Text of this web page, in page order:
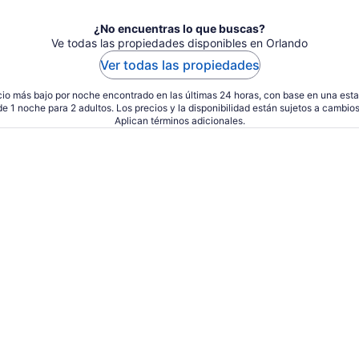
¿No encuentras lo que buscas?
Ve todas las propiedades disponibles en Orlando
Ver todas las propiedades
más bajo por noche encontrado en las últimas 24 horas, con base en una
1 noche para 2 adultos. Los precios y la disponibilidad están sujetos a
Aplican términos adicionales.